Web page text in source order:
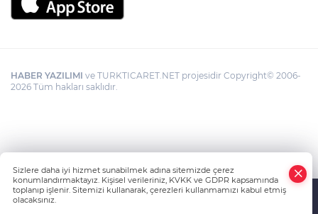
HABER YAZILIMI ve TURKTICARET.NET projesidir Copyright© 2006-
2026 Tüm hakları saklıdır.
Sizlere daha iyi hizmet sunabilmek adına sitemizde çerez
konumlandırmaktayız. Kişisel verileriniz, KVKK ve GDPR kapsamında
toplanıp işlenir. Sitemizi kullanarak, çerezleri kullanmamızı kabul etmiş
olacaksınız.